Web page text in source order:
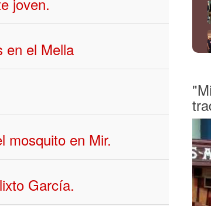
en el Mella
mosquito en Mir.
García.